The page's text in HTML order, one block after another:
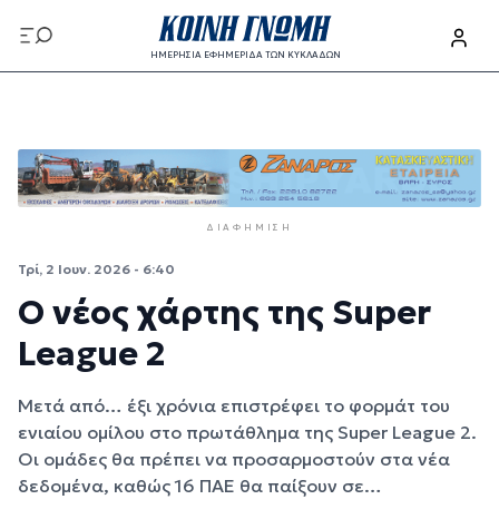
Παράκαμψη προς το κυρίως περιεχόμενο
ΗΜΕΡΗΣΙΑ ΕΦΗΜΕΡΙΔΑ ΤΩΝ ΚΥΚΛΑΔΩΝ
ΔΙΑΦΉΜΙΣΗ
Τρί, 2 Ιουν. 2026 - 6:40
Ο νέος χάρτης της Super
League 2
Μετά από… έξι χρόνια επιστρέφει το φορμάτ του
ενιαίου ομίλου στο πρωτάθλημα της Super League 2.
Οι ομάδες θα πρέπει να προσαρμοστούν στα νέα
δεδομένα, καθώς 16 ΠΑΕ θα παίξουν σε…